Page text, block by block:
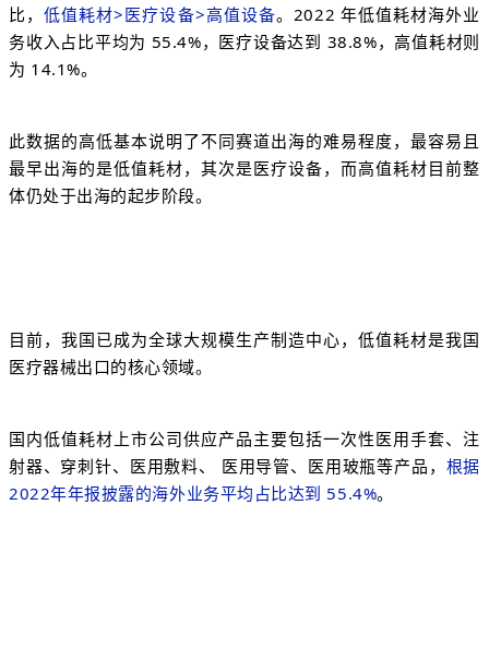
比，低值耗材>医疗设备>高值设备。2022 年低值耗材海外业
务收入占比平均为 55.4%，医疗设备达到 38.8%，高值耗材则
为 14.1%。
此数据的高低基本说明了不同赛道出海的难易程度，最容易且
最早出海的是低值耗材，其次是医疗设备，而高值耗材目前整
体仍处于出海的起步阶段。
目前，我国已成为全球大规模生产制造中心，低值耗材是我国
医疗器械出口的核心领域。
国内低值耗材上市公司供应产品主要包括一次性医用手套、注
射器、穿刺针、医用敷料、 医用导管、医用玻瓶等产品， 根据
2022年年报披露的海外业务平均占比达到 55.4%。